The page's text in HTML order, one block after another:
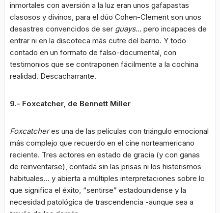
inmortales con aversión a la luz eran unos gafapastas
clasosos y divinos, para el dúo Cohen-Clement son unos
desastres convencidos de ser guays… pero incapaces de
entrar ni en la discoteca más cutre del barrio. Y todo
contado en un formato de falso-documental, con
testimonios que se contraponen fácilmente a la cochina
realidad. Descacharrante.
9.- Foxcatcher, de Bennett Miller
Foxcatcheres una de las películas con triángulo emocional
más complejo que recuerdo en el cine norteamericano
reciente. Tres actores en estado de gracia (y con ganas
de reinventarse), contada sin las prisas ni los histerismos
habituales… y abierta a múltiples interpretaciones sobre lo
que significa el éxito, “sentirse” estadounidense y la
necesidad patológica de trascendencia -aunque sea a